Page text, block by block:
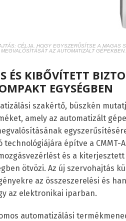
CÉLJA, HOGY EGYSZERŰSÍTSE A MAGAS
MEGVALÓSÍTÁSÁT AZ AUTOMATIZÁLT GÉPEKBEN.
ÉS KIBŐVÍTETT
EGYSÉGBEN
szakértő, büszkén
amely az automatizált
egyszerűsítésére
építve a CMMT-
és a
ötvözi. Az új szervohajtás
az összeszerelési és
az elektronikai iparban.
automatizálási